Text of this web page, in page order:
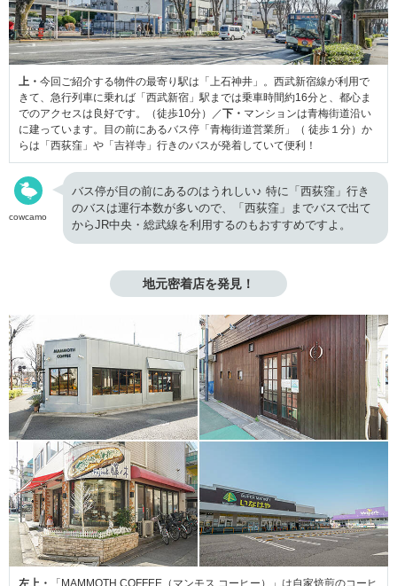
上・ 今回ご紹介する物件の最寄り駅は「上石神井」。西武新宿線が利用で
きて、急行列車に乗れば「西武新宿」駅までは乗車時間約16分と、都心ま
でのアクセスは良好です。（徒歩10分）／下・ マンションは青梅街道沿い
に建っています。目の前にあるバス停「青梅街道営業所」（ 徒歩１分）か
らは「西荻窪」や「吉祥寺」行きのバスが発着していて便利！
cowcamo
バス停が目の前にあるのはうれしい♪ 特に「西荻窪」行き
のバスは運行本数が多いので、「西荻窪」までバスで出て
からJR中央・総武線を利用するのもおすすめですよ。
地元密着店を発見！